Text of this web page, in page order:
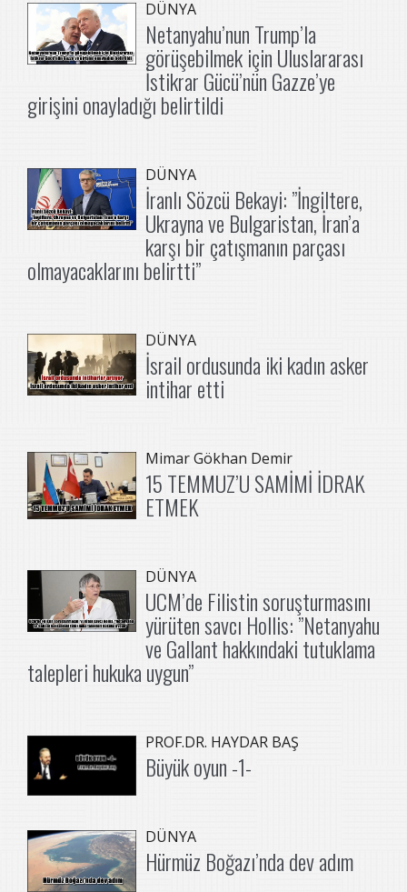
DÜNYA
Netanyahu’nun Trump’la
görüşebilmek için Uluslararası
İstikrar Gücü’nün Gazze’ye
girişini onayladığı belirtildi
DÜNYA
İranlı Sözcü Bekayi: ”İngiltere,
Ukrayna ve Bulgaristan, İran’a
karşı bir çatışmanın parçası
olmayacaklarını belirtti”
DÜNYA
İsrail ordusunda iki kadın asker
intihar etti
Mimar Gökhan Demir
15 TEMMUZ’U SAMİMİ İDRAK
ETMEK
DÜNYA
UCM’de Filistin soruşturmasını
yürüten savcı Hollis: ”Netanyahu
ve Gallant hakkındaki tutuklama
talepleri hukuka uygun”
PROF.DR. HAYDAR BAŞ
Büyük oyun -1-
DÜNYA
Hürmüz Boğazı’nda dev adım